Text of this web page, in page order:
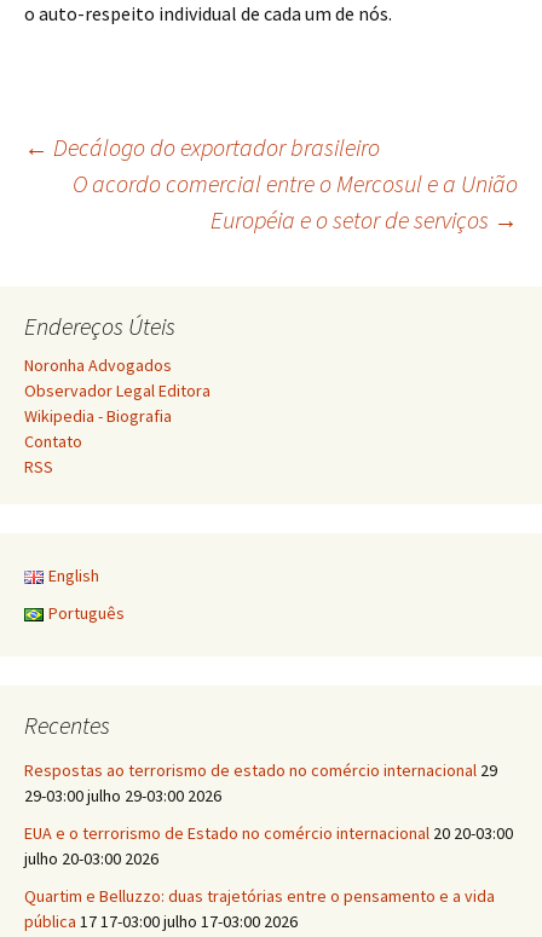
o auto-respeito individual de cada um de nós.
Navegação
posts
← Decálogo do exportador brasileiro
O acordo comercial entre o Mercosul e a União
Européia e o setor de serviços →
Endereços Úteis
Noronha Advogados
Observador Legal Editora
Wikipedia - Biografia
Contato
RSS
English
Português
Recentes
Respostas ao terrorismo de estado no comércio internacional 29
29-03:00 julho 29-03:00 2026
EUA e o terrorismo de Estado no comércio internacional 20 20-03:00
julho 20-03:00 2026
Quartim e Belluzzo: duas trajetórias entre o pensamento e a vida
pública 17 17-03:00 julho 17-03:00 2026